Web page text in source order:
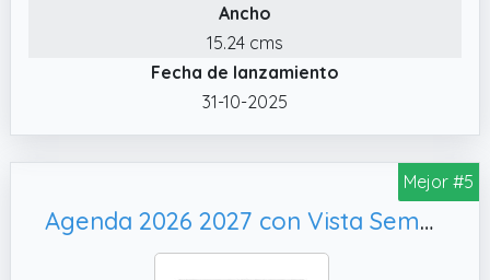
ideal para estructurar tus objetivos y
compromisos de forma clara y efectiva. Una
agenda perfecta con 160 páginas para
reuniones, viajes de negocios o uso personal.
visualización semanal en vertical, podrás
revisar de un plumazo todas tus tareas,
Ancho
15.24 cms
Fecha de lanzamiento
31-10-2025
Mejor #5
Agenda 2026 2027 con Vista Semanal – A4 Planificador 2026 2027 Semana Vista – Diario Espiral que Inspira Productividad - Intervalos de 30 minutos - Julio 2026 a Agosto 2027 - en Español